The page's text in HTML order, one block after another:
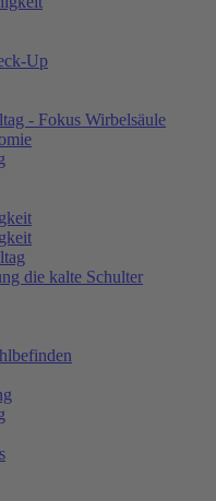
Up
- Fokus Wirbelsäule
die kalte Schulter